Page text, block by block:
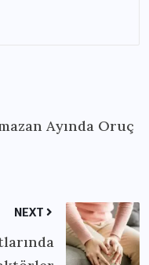
Ayında Oruç
NEXT